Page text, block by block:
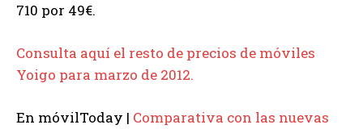
710 por 49€.
Consulta aquí el resto de precios de móviles
Yoigo para marzo de 2012.
En móvilToday | Comparativa con las nuevas